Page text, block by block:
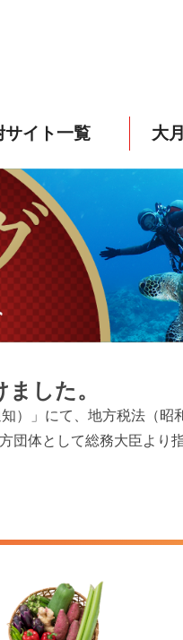
サイト一覧 大
した。
）」にて、地方税法（昭
体として総務大臣より